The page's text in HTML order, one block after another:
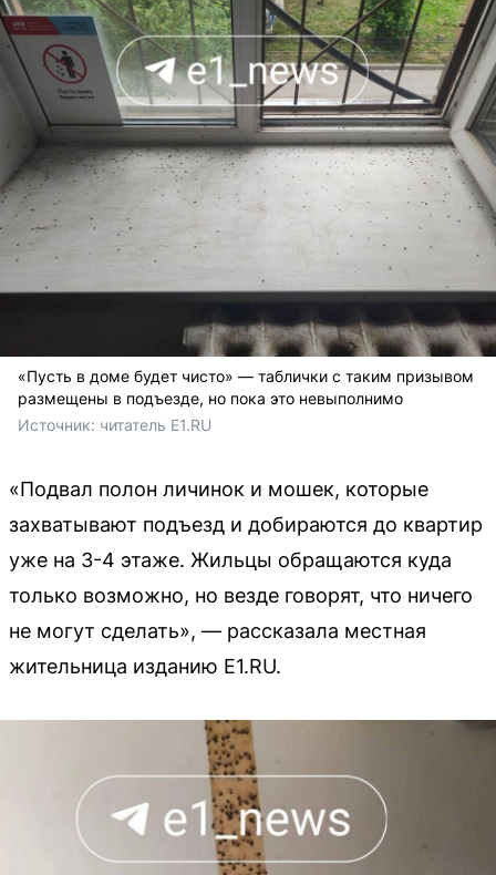
«Пусть в доме будет чисто» — таблички с таким призывом
размещены в подъезде, но пока это невыполнимо
Источник: читатель E1.RU
«Подвал полон личинок и мошек, которые
захватывают подъезд и добираются до квартир
уже на 3-4 этаже. Жильцы обращаются куда
только возможно, но везде говорят, что ничего
не могут сделать», — рассказала местная
жительница изданию E1.RU.